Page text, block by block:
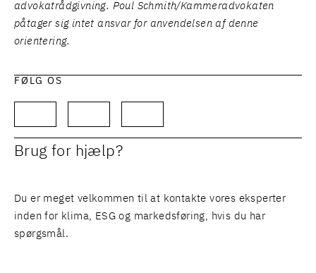
advokatrådgivning. Poul Schmith/Kammeradvokaten
påtager sig intet ansvar for anvendelsen af denne
orientering.
FØLG OS
Brug for hjælp?
Du er meget velkommen til at kontakte vores eksperter
inden for klima, ESGog markedsføring, hvis du har
spørgsmål.